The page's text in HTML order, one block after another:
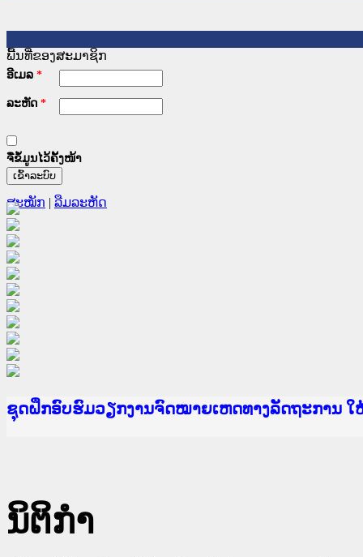
ພື້ນທີ່ຂອງສະມາຊິກ
ອີເມລ *
ລະຫັດ *
ຈື່ຂໍ້ມູນໄວ້ຄັ້ງໜ້າ
ສະໝັກ | ລືມລະຫັດ
Ministry of Justice Lao PDR
ເຜີຍແຜ່ວັບໄຊຈົດໝາຍເຫດທາງລັດຖະການ ແລະ ແອັ
ກະຊວງຍຸຕິທຳ
ຊຸດຝຶກອົບຮົມວຽກງານຈົດໝາຍເຫດທາງລັດຖະການ
ກອງປະຊຸມທົບທວນຄືນການຈັດຕັ້ງປະຕິບັດວຽກງານຈົ
ຝຶກອົບຮົມ ຜູ່ປະສານງານວຽກງານຈົດໝາຍເຫດທາງລັ
ຝຶກອົບຮົມ ຜູ່ປະສານງານວຽກງານຈົດໝາຍເຫດທາງລັ
ເຜີຍແຜ່ແອັບກົດໝາຍລາວ ແລະ ເວັບໄຊຈົດໝາຍເຫດ
ເຜີຍແຜ່ແອັບກົດໝາຍລາວ ແລະ ເວັບໄຊຈົດໝາຍເຫດ
ຍົກລະດັບວຽກງານຈົດໝາຍເຫດທາງລັດຖະການໃຫ້ຜູ້
ຊຸດຝຶກອົບຮົມວຽກງານຈົດໝາຍເຫດທາງລັດຖະການ ໃ
ນິຕິກໍາ